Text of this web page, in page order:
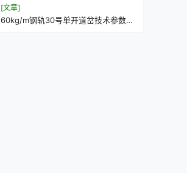
[文章]
60kg/m钢轨30号单开道岔技术参数